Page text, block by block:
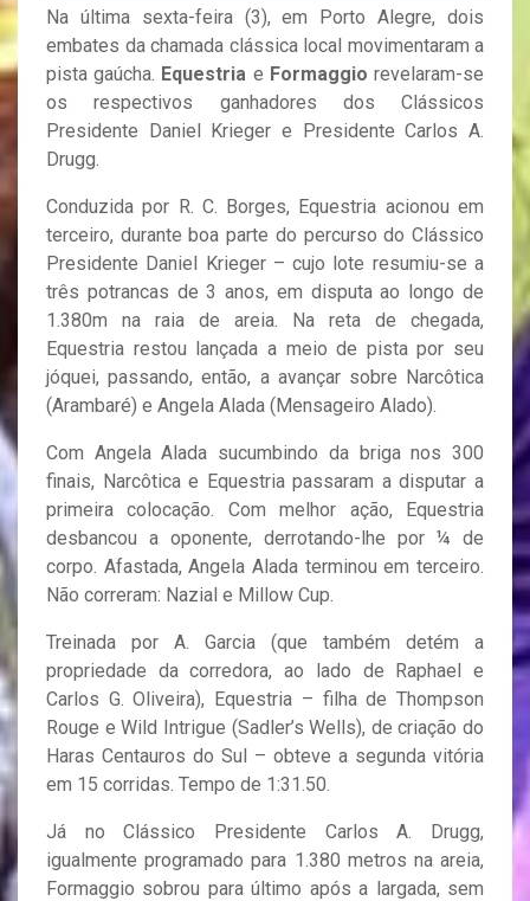
Na última sexta-feira (3), em Porto Alegre, dois
embates da chamada clássica local movimentaram a
pista gaúcha. Equestria e Formaggio revelaram-se
os respectivos ganhadores dos Clássicos
Presidente Daniel Krieger e Presidente Carlos A.
Drugg.
Conduzida por R. C. Borges, Equestria acionou em
terceiro, durante boa parte do percurso do Clássico
Presidente Daniel Krieger – cujo lote resumiu-se a
três potrancas de 3 anos, em disputa ao longo de
1.380m na raia de areia. Na reta de chegada,
Equestria restou lançada a meio de pista por seu
jóquei, passando, então, a avançar sobre Narcôtica
(Arambaré) e Angela Alada (Mensageiro Alado).
Com Angela Alada sucumbindo da briga nos 300
finais, Narcôtica e Equestria passaram a disputar a
primeira colocação. Com melhor ação, Equestria
desbancou a oponente, derrotando-lhe por ¼ de
corpo. Afastada, Angela Alada terminou em terceiro.
Não correram: Nazial e Millow Cup.
Treinada por A. Garcia (que também detém a
propriedade da corredora, ao lado de Raphael e
Carlos G. Oliveira), Equestria – filha de Thompson
Rouge e Wild Intrigue (Sadler’s Wells), de criação do
Haras Centauros do Sul – obteve a segunda vitória
em 15 corridas. Tempo de 1:31.50.
Já no Clássico Presidente Carlos A. Drugg,
igualmente programado para 1.380 metros na areia,
Formaggio sobrou para último após a largada, sem